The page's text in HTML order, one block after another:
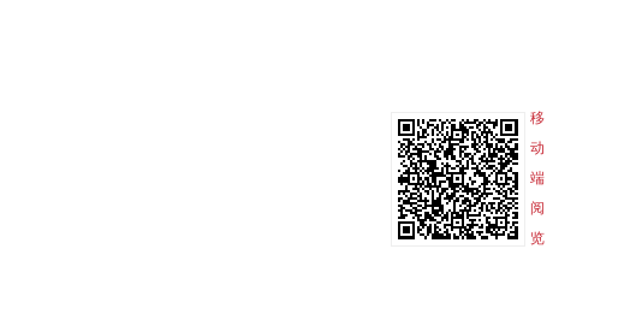
移
动
端
阅
览